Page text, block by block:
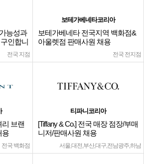
능성과
인합니
전국 지점
보테가베네타코리아
보테가베네타 전국지역 백화점&
아울렛점 판매사원 채용
전국 전지점
리 브랜
용
전국 백화점
티파니코리아
[Tiffany & Co.] 전국 매장 점장/부매
니저/판매사원 채용
서울,대전,부산,대구,전남광주,하남